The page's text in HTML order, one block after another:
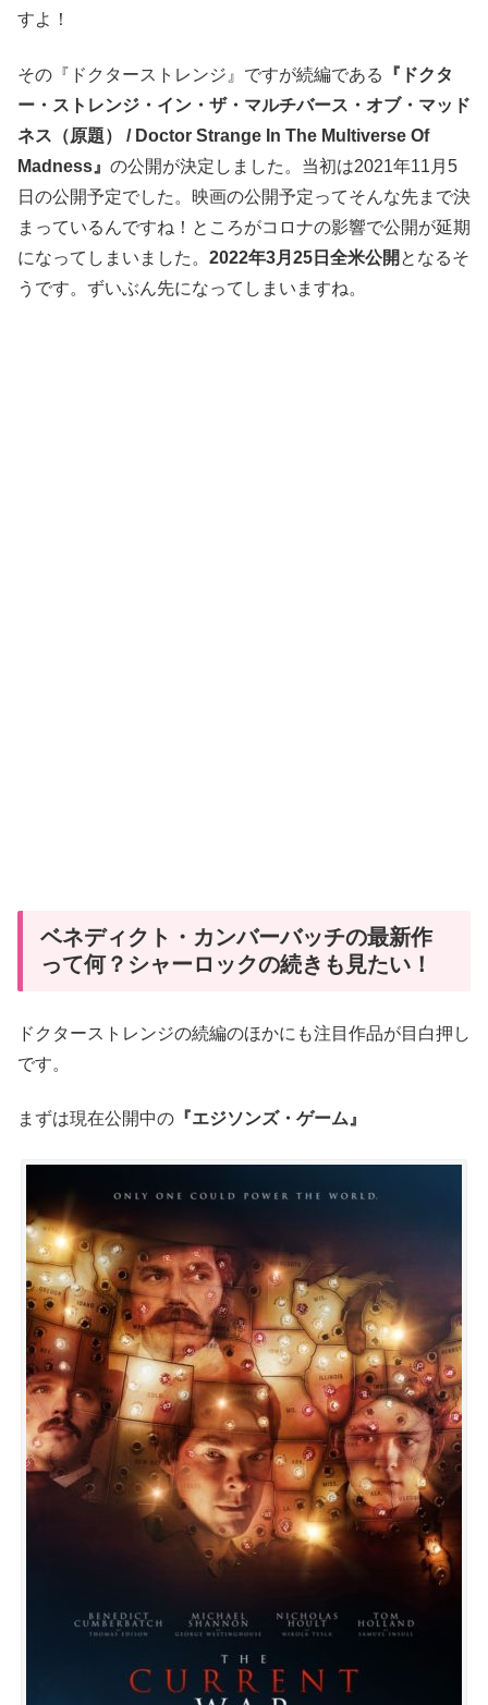
すよ！
その『ドクターストレンジ』ですが続編である
『ドクタ
ー・ストレンジ・イン・ザ・マルチバース・オブ・マッド
ネス（原題） / Doctor Strange In The Multiverse Of
Madness』 の公開が決定しました。当初は2021年11月5
日の公開予定でした。映画の公開予定ってそんな先まで決
まっているんですね！ところがコロナの影響で公開が延期
になってしまいました。 2022年3月25日全米公開 となるそ
うです。ずいぶん先になってしまいますね。
ベネディクト・カンバーバッチの最新作
って何？シャーロックの続きも見たい！
ドクターストレンジの続編のほかにも注目作品が目白押し
です。
まずは現在公開中の 『エジソンズ・ゲーム』